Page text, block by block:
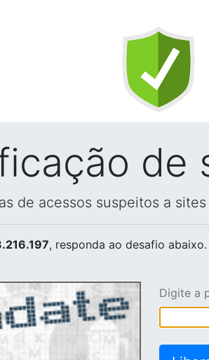
de
de acessos suspeitos a
, responda ao desafio abaixo.
Digite a